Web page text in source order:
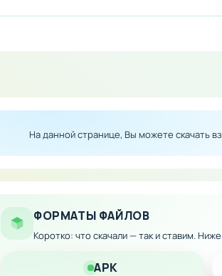
Особенности мода:
ограничений по боеприпасам!
На данной странице, Вы можете скачать
ФОРМАТЫ ФАЙЛОВ
Коротко: что скачали — так и ставим.
APK